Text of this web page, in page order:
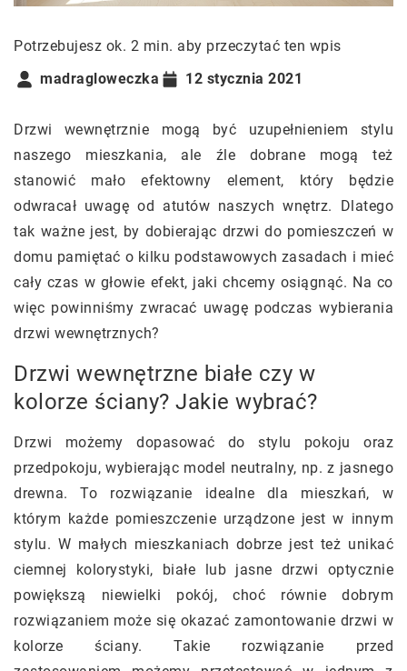
Potrzebujesz ok. 2 min. aby przeczytać ten wpis
madragloweczka
12 stycznia 2021
Drzwi wewnętrznie mogą być uzupełnieniem stylu
naszego mieszkania, ale źle dobrane mogą też
stanowić mało efektowny element, który będzie
odwracał uwagę od atutów naszych wnętrz. Dlatego
tak ważne jest, by dobierając drzwi do pomieszczeń w
domu pamiętać o kilku podstawowych zasadach i mieć
cały czas w głowie efekt, jaki chcemy osiągnąć. Na co
więc powinniśmy zwracać uwagę podczas wybierania
drzwi wewnętrznych?
Drzwi wewnętrzne białe czy w
kolorze ściany? Jakie wybrać?
Drzwi możemy dopasować do stylu pokoju oraz
przedpokoju, wybierając model neutralny, np. z jasnego
drewna. To rozwiązanie idealne dla mieszkań, w
którym każde pomieszczenie urządzone jest w innym
stylu. W małych mieszkaniach dobrze jest też unikać
ciemnej kolorystyki, białe lub jasne drzwi optycznie
powiększą niewielki pokój, choć równie dobrym
rozwiązaniem może się okazać zamontowanie drzwi w
kolorze ściany. Takie rozwiązanie przed